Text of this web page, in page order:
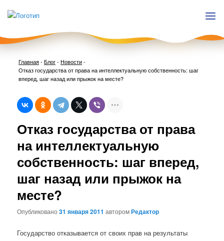
Главная-Блог- Новости-
Отказ государства от права на интеллектуальную собственность: шаг
вперед, шаг назад или прыжок на месте?
Отказ государства от права
на интеллектуальную
собственность: шаг вперед,
шаг назад или прыжок на
месте?
Опубликовано31 января 2011 авторомРедактор
Государство отказывается от своих прав на результаты